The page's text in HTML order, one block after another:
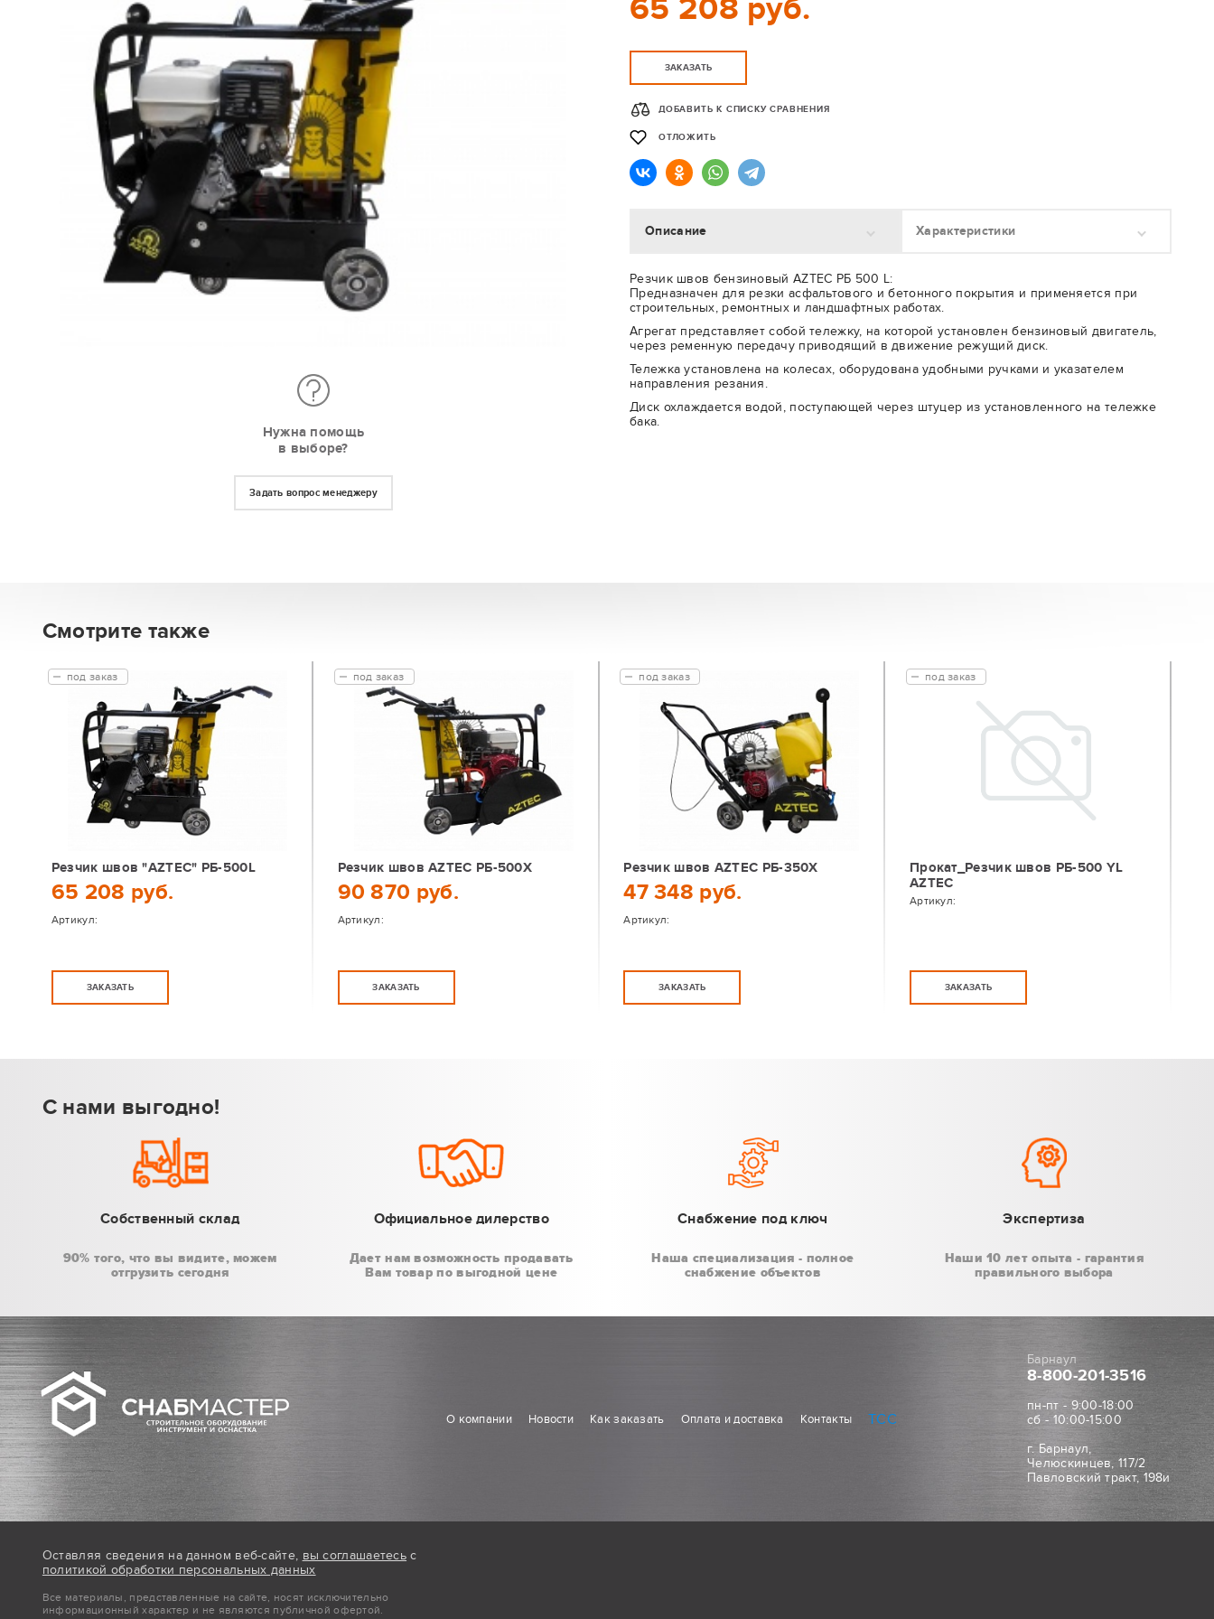
Нужна помощь
в выборе?
Задать вопрос менеджеру
65 208 руб.
ЗАКАЗАТЬ
ДОБАВИТЬ К СПИСКУ СРАВНЕНИЯ
ОТЛОЖИТЬ
Описание Характеристики
Резчик швов бензиновый AZTEC РБ 500 L:
Предназначен для резки асфальтового и бетонного покрытия и применяется при
строительных, ремонтных и ландшафтных работах.
Агрегат представляет собой тележку, на которой установлен бензиновый двигатель,
через ременную передачу приводящий в движение режущий диск.
Тележка установлена на колесах, оборудована удобными ручками и указателем
направления резания.
Диск охлаждается водой, поступающей через штуцер из установленного на тележке
бака.
Смотрите также
Резчик швов "AZTEC" РБ-500L
65 208 руб.
Артикул:
под заказ
ЗАКАЗАТЬ
Резчик швов AZTEC РБ-500X
90 870 руб.
Артикул:
под заказ
ЗАКАЗАТЬ
Резчик швов AZTEC РБ-350Х
47 348 руб.
Артикул:
под заказ
ЗАКАЗАТЬ
Прокат_Резчик швов РБ-500 YL
AZTEC
Артикул:
под заказ
ЗАКАЗАТЬ
С нами выгодно!
Собственный склад
90% того, что вы видите, можем
отгрузить сегодня
Официальное дилерство
Дает нам возможность продавать
Вам товар по выгодной цене
Снабжение под ключ
Наша специализация - полное
снабжение объектов
Экспертиза
Наши 10 лет опыта - гарантия
правильного выбора
О компании Новости Как заказать Оплата и доставка Контакты ТСС
Барнаул
8-800-201-3516
пн-пт - 9:00-18:00
сб - 10:00-15:00
г. Барнаул,
Челюскинцев, 117/2
Павловский тракт, 198и
Оставляя сведения на данном веб-сайте, вы соглашаетесь с
политикой обработки персональных данных
Все материалы, представленные на сайте, носят исключительно
информационный характер и не являются публичной офертой.